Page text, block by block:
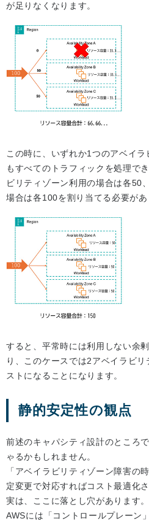
が足りなくなります。
この時に、いずれか1つのアベイ
もすべてのトラフィックを処理で
ビリティゾーン利用の場合は各50
場合は各100を割り当てる必要があ
すると、平常時には利用しない余
り、このケースでは2アベイラビ
ストになることになります。
静的安定性の観点
前述のキャパシティ設計のところ
ゃるかもしれません。
「アベイラビリティゾーン障害の
定変更で対応すればコスト最適化
実は、ここに落とし穴があります。
AWSには「コントロールプレーン